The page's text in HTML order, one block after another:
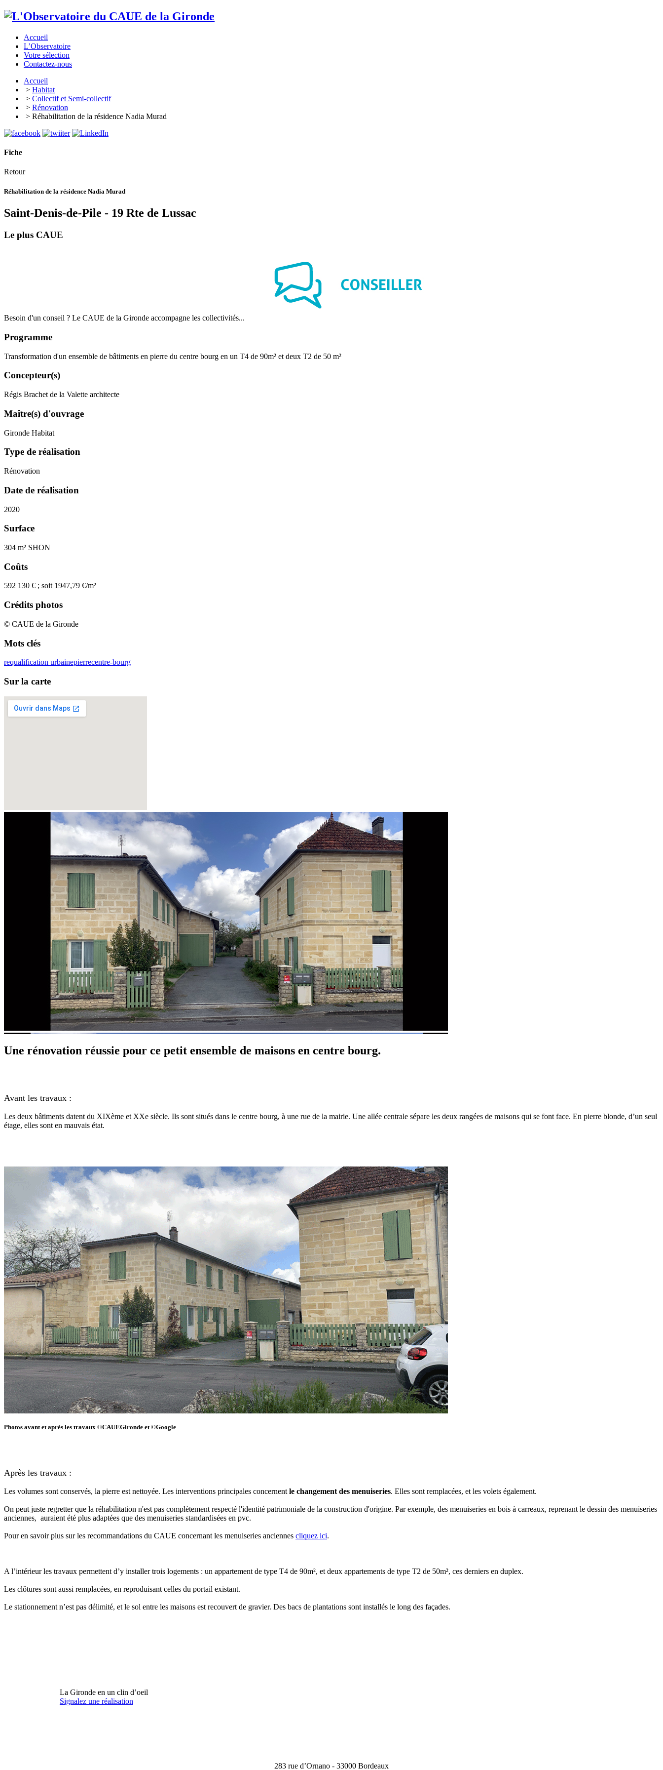
Accueil
L’Observatoire
Votre sélection
Contactez-nous
Accueil
> Habitat
> Collectif et Semi-collectif
> Rénovation
> Réhabilitation de la résidence Nadia Murad
Fiche
Retour
Réhabilitation de la résidence Nadia Murad
Saint-Denis-de-Pile - 19 Rte de Lussac
Le plus CAUE
Besoin d'un conseil ? Le CAUE de la Gironde accompagne les collectivités...
Programme
Transformation d'un ensemble de bâtiments en pierre du centre bourg en un T4 de 90m² et deux T2 de 50 m²
Concepteur(s)
Régis Brachet de la Valette architecte
Maître(s) d'ouvrage
Gironde Habitat
Type de réalisation
Rénovation
Date de réalisation
2020
Surface
304 m² SHON
Coûts
592 130 € ; soit 1947,79 €/m²
Crédits photos
© CAUE de la Gironde
Mots clés
requalification urbainepierrecentre-bourg
Sur la carte
Une rénovation réussie pour ce petit ensemble de maisons en centre bourg.
Avant les travaux :
Les deux bâtiments datent du XIXème et XXe siècle. Ils sont situés dans le centre bourg, à une rue de la mairie. Une allée centrale sépare les deux rangées de maisons qui se font face. En pierre blonde, d’un seul
étage, elles sont en mauvais état.
Photos avant et après les travaux ©CAUEGironde et ©Google
Après les travaux :
Les volumes sont conservés, la pierre est nettoyée. Les interventions principales concernent le changement des menuiseries. Elles sont remplacées, et les volets également.
On peut juste regretter que la réhabilitation n'est pas complètement respecté l'identité patrimoniale de la construction d'origine. Par exemple, des menuiseries en bois à carreaux, reprenant le dessin des menuiseries
anciennes, auraient été plus adaptées que des menuiseries standardisées en pvc.
Pour en savoir plus sur les recommandations du CAUE concernant les menuiseries anciennes cliquez ici.
A l’intérieur les travaux permettent d’y installer trois logements : un appartement de type T4 de 90m², et deux appartements de type T2 de 50m², ces derniers en duplex.
Les clôtures sont aussi remplacées, en reproduisant celles du portail existant.
Le stationnement n’est pas délimité, et le sol entre les maisons est recouvert de gravier. Des bacs de plantations sont installés le long des façades.
La Gironde en un clin d’oeil
Signalez une réalisation
283 rue d’Ornano - 33000 Bordeaux